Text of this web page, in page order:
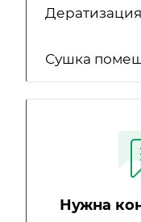
Дератизация
Сушка
Нужна